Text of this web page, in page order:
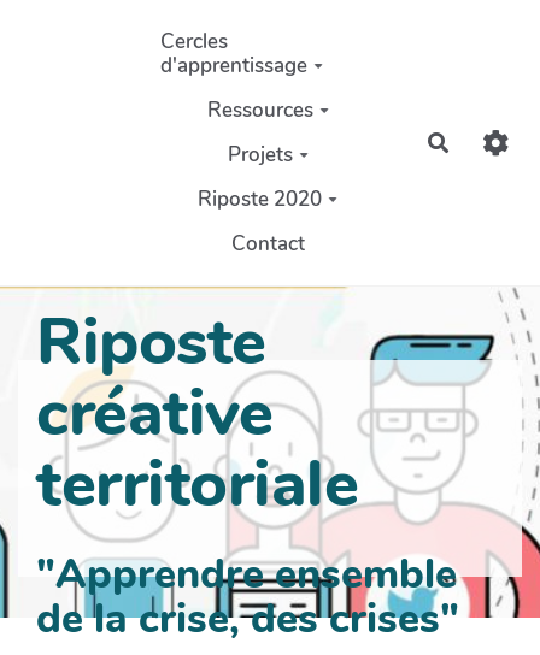
Aller au contenu principal
Cercles
d'apprentissage
Ressources
Projets
Riposte 2020
Contact
Riposte
créative
territoriale
"Apprendre ensemble
de la crise, des crises"